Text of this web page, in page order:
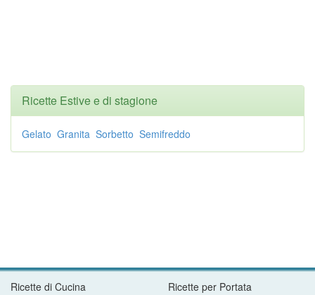
Ricette Estive e di stagione
Gelato Granita Sorbetto Semifreddo
Ricette di Cucina
Ricette per Portata